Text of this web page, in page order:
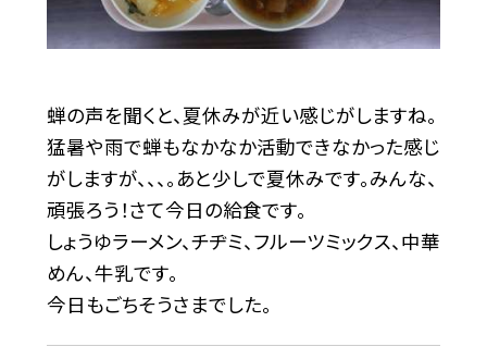
蝉の声を聞くと、夏休みが近い感じがしますね。
猛暑や雨で蝉もなかなか活動できなかった感じ
がしますが、、、。あと少しで夏休みです。みんな、
頑張ろう！さて今日の給食です。
しょうゆラーメン、チヂミ、フルーツミックス、中華
めん、牛乳です。
今日もごちそうさまでした。